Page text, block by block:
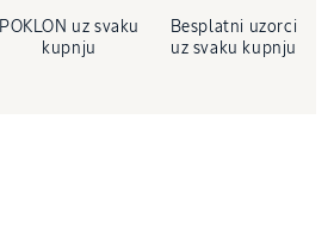
POKLON uz svaku
kupnju
Besplatni uzorci
uz svaku kupnju